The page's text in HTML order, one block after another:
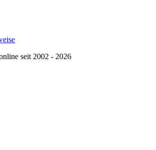
seit 2002 - 2026